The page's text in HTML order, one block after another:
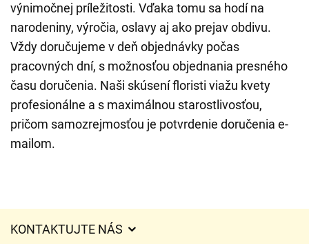
výnimočnej príležitosti. Vďaka tomu sa hodí na
narodeniny, výročia, oslavy aj ako prejav obdivu.
Vždy doručujeme v deň objednávky počas
pracovných dní, s možnosťou objednania presného
času doručenia. Naši skúsení floristi viažu kvety
profesionálne a s maximálnou starostlivosťou,
pričom samozrejmosťou je potvrdenie doručenia e-
mailom.
KONTAKTUJTE NÁS